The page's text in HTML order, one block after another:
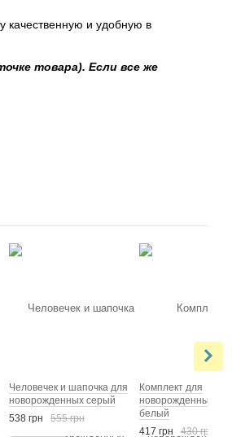
качественную и удобную в
товара). Если все же
Человечек и шапочка для
новорожденных серый
538 грн
555 грн
Комплект для
новорожденных с
белый
417 грн
430 грн